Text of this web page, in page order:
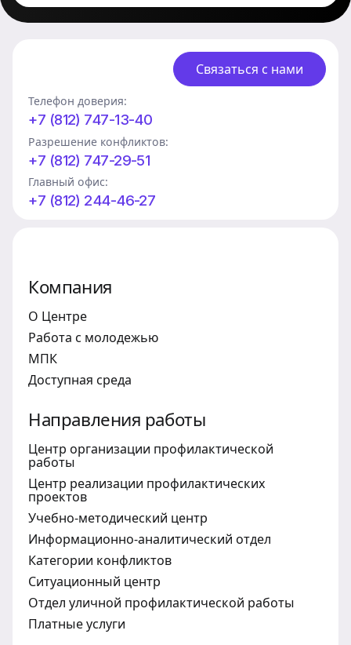
Связаться с нами
Телефон доверия:
+7 (812) 747-13-40
Разрешение конфликтов:
+7 (812) 747-29-51
Главный офис:
+7 (812) 244-46-27
Компания
О Центре
Работа с молодежью
МПК
Доступная среда
Направления работы
Центр организации профилактической
работы
Центр реализации профилактических
проектов
Учебно-методический центр
Информационно-аналитический отдел
Категории конфликтов
Ситуационный центр
Отдел уличной профилактической работы
Платные услуги